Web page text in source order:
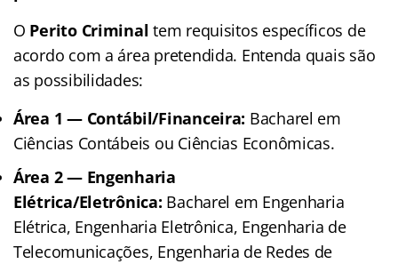
O Perito Criminal tem requisitos específicos de
acordo com a área pretendida. Entenda quais são
as possibilidades:
Área 1 — Contábil/Financeira: Bacharel em
Ciências Contábeis ou Ciências Econômicas.
Área 2 — Engenharia
Elétrica/Eletrônica: Bacharel em Engenharia
Elétrica, Engenharia Eletrônica, Engenharia de
Telecomunicações, Engenharia de Redes de